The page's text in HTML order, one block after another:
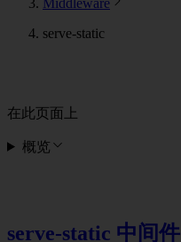
Middleware
serve-static
serve-static 中间件
在此页面上
概览